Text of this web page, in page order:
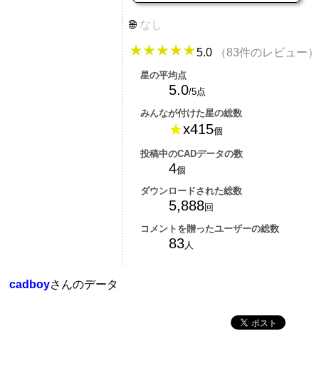
なし
5.0 （83件のレビュー）
星の平均点
5.0/5点
みんなが付けた星の総数
★x415個
投稿中のCADデータの数
4個
ダウンロードされた総数
5,888回
コメントを贈ったユーザーの総数
83人
cadboyさんのデータ